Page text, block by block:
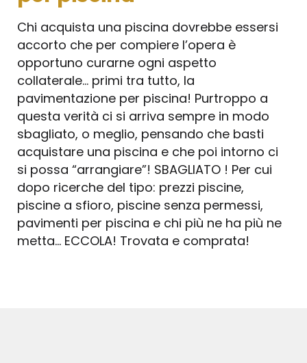
Chi acquista una piscina dovrebbe essersi
accorto che per compiere l’opera è
opportuno curarne ogni aspetto
collaterale… primi tra tutto, la
pavimentazione per piscina! Purtroppo a
questa verità ci si arriva sempre in modo
sbagliato, o meglio, pensando che basti
acquistare una piscina e che poi intorno ci
si possa “arrangiare”! SBAGLIATO ! Per cui
dopo ricerche del tipo: prezzi piscine,
piscine a sfioro, piscine senza permessi,
pavimenti per piscina e chi più ne ha più ne
metta… ECCOLA! Trovata e comprata!